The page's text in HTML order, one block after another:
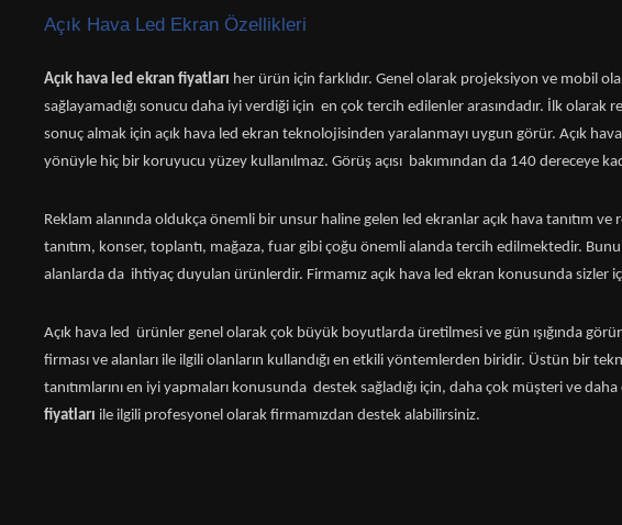
Açık Hava Led Ekran Özellikleri
Açık hava led ekran fiyatları her ürün için farklıdır. Genel olarak projeksiyon ve mobil
sağlayamadığı sonucu daha iyi verdiği için en çok tercih edilenler arasındadır. İlk
sonuç almak için açık hava led ekran teknolojisinden yaralanmayı uygun görür. Açık
yönüyle hiç bir koruyucu yüzey kullanılmaz. Görüş açısı bakımından da 140 dereceye
Reklam alanında oldukça önemli bir unsur haline gelen led ekranlar açık hava tanıtım
tanıtım, konser, toplantı, mağaza, fuar gibi çoğu önemli alanda tercih edilmektedir.
alanlarda da ihtiyaç duyulan ürünlerdir. Firmamız açık hava led ekran konusunda sizler
Açık hava led ürünler genel olarak çok büyük boyutlarda üretilmesi ve gün ışığında
firması ve alanları ile ilgili olanların kullandığı en etkili yöntemlerden biridir. Üstün bir
tanıtımlarını en iyi yapmaları konusunda destek sağladığı için, daha çok müşteri ve daha
fiyatları ile ilgili profesyonel olarak firmamızdan destek alabilirsiniz.